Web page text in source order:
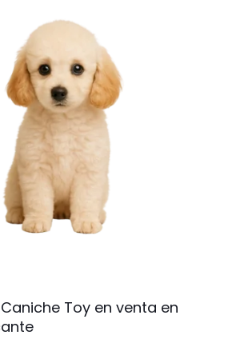
Toy en venta en